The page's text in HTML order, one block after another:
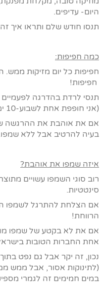
היום- עדיפים.
תנסו חודש שלם ותראו איך
כמה חפיפות:
חפיפות כל יום מזיקות
חפיפות!
תנסי לרדת בהדרגה
(אני חופפת אחת לשבוע-10 ימים!)
אם את אוהבת את ההרגשה
בעיה להרטיב אבל ללא
איזה שמפו את אוהבת?
רוב סוגי השמפו עשויים
סינטטיות.
אם הצלחת להתרגל לשמפו
הרווחת!
אם את לא בקטע של שמפו
אחת החברות הטובות
נכון, זה יקר אבל גם נפט
(לתינוקות אסור, אבל ממש
במים חמימים זה לגמרי